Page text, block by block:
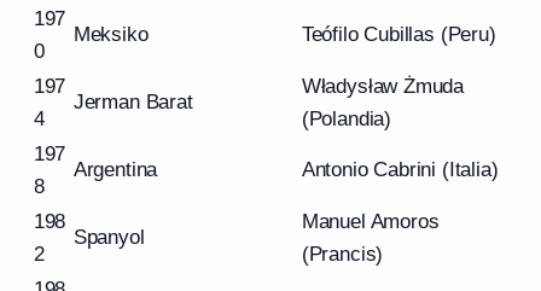
197
0
Meksiko Teófilo Cubillas (Peru)
197
4
Jerman Barat
Władysław Żmuda
(Polandia)
197
8
Argentina Antonio Cabrini (Italia)
198
2
Spanyol
Manuel Amoros
(Prancis)